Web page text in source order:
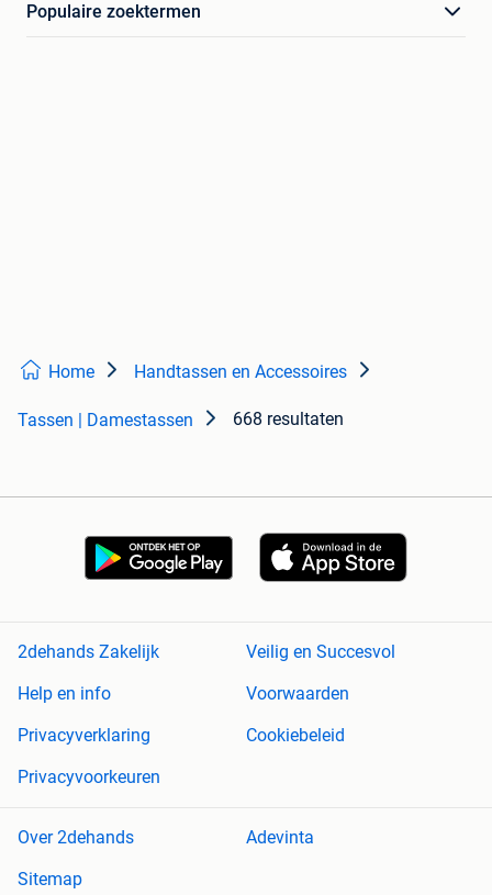
Populaire zoektermen
Home Handtassen en Accessoires
Tassen | Damestassen 668 resultaten
2dehands Zakelijk
Veilig en Succesvol
Help en info
Voorwaarden
Privacyverklaring
Cookiebeleid
Privacyvoorkeuren
Over 2dehands
Adevinta
Sitemap